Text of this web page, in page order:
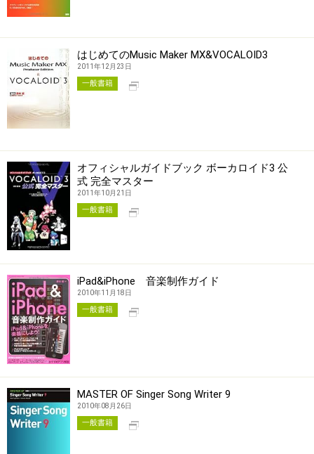
はじめてのMusic Maker MX&VOCALOID3
2011年12月23日
一般書籍
オフィシャルガイドブック ボーカロイド3 公
式 完全マスター
2011年10月21日
一般書籍
iPad&iPhone 音楽制作ガイド
2010年11月18日
一般書籍
MASTER OF Singer Song Writer 9
2010年08月26日
一般書籍